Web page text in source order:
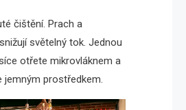
čištění. Prach a
světelný tok. Jednou
otřete mikrovláknem a
jemným prostředkem.